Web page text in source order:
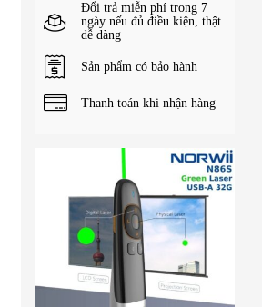
Đổi trả miễn phí trong 7
ngày nếu đủ điều kiện, thật
dễ dàng
Sản phẩm có bảo hành
Thanh toán khi nhận hàng